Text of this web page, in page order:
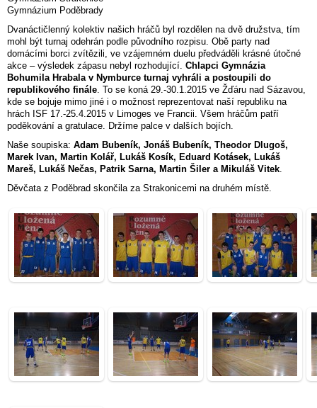
Gymnázium Poděbrady
Dvanáctičlenný kolektiv našich hráčů byl rozdělen na dvě družstva, tím
mohl být turnaj odehrán podle původního rozpisu. Obě party nad
domácími borci zvítězili, ve vzájemném duelu předváděli krásné útočné
akce – výsledek zápasu nebyl rozhodující. Chlapci Gymnázia
Bohumila Hrabala v Nymburce turnaj vyhráli a postoupili do
republikového finále. To se koná 29.-30.1.2015 ve Žďáru nad Sázavou,
kde se bojuje mimo jiné i o možnost reprezentovat naší republiku na
hrách ISF 17.-25.4.2015 v Limoges ve Francii. Všem hráčům patří
poděkování a gratulace. Držíme palce v dalších bojích.
Naše soupiska: Adam Bubeník, Jonáš Bubeník, Theodor Dlugoš,
Marek Ivan, Martin Kolář, Lukáš Kosík, Eduard Kotásek, Lukáš
Mareš, Lukáš Nečas, Patrik Sarna, Martin Šiler a Mikuláš Vitek.
Děvčata z Poděbrad skončila za Strakonicemi na druhém místě.